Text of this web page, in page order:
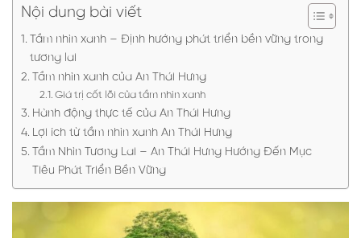
Nội dung bài viết
Tầm nhìn xanh – Định hướng phát triển bền vững trong
tương lai
Tầm nhìn xanh của An Thái Hưng
Giá trị cốt lõi của tầm nhìn xanh
Hành động thực tế của An Thái Hưng
Lợi ích từ tầm nhìn xanh An Thái Hưng
Tầm Nhìn Tương Lai – An Thái Hưng Hướng Đến Mục
Tiêu Phát Triển Bền Vững